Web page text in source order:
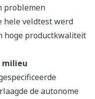
problemen
hele veldtest werd
hoge productkwaliteit
milieu
de autonome